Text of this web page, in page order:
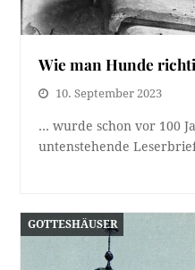
Wie man Hunde
10. September 2023
... wurde schon vor 100
untenstehende
GOTTESHÄUSER